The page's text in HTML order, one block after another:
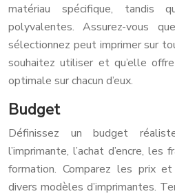
matériau spécifique, tandis
polyvalentes. Assurez-vous
sélectionnez peut imprimer sur
souhaitez utiliser et qu’elle
optimale sur chacun d’eux.
Budget
Définissez un budget
l’imprimante, l’achat d’encre,
formation. Comparez les prix
divers modèles d’imprimantes.